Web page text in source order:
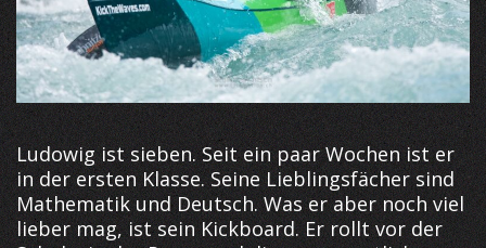
Ludowig ist sieben. Seit ein paar Wochen ist er
in der ersten Klasse. Seine Lieblingsfächer sind
Mathematik und Deutsch. Was er aber noch viel
lieber mag, ist sein Kickboard. Er rollt vor der